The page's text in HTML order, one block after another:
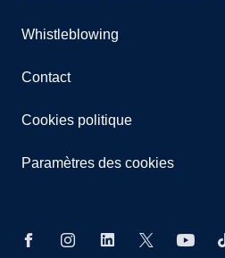
Whistleblowing
Contact
Cookies politique
Paramètres des cookies